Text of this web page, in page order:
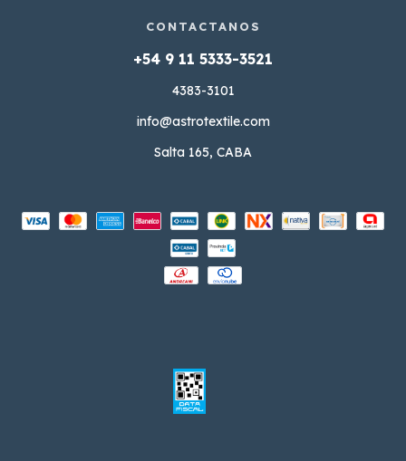
4383-3101
info@astrotextile.com
Salta 165, CABA